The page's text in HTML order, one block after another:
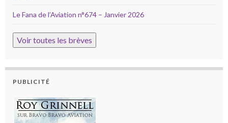
Le Fana de l’Aviation n°674 – Janvier 2026
Voir toutes les brèves
PUBLICITÉ